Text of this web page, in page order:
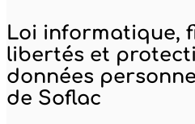
Loi informatique,
libertés et
données
de Soflac